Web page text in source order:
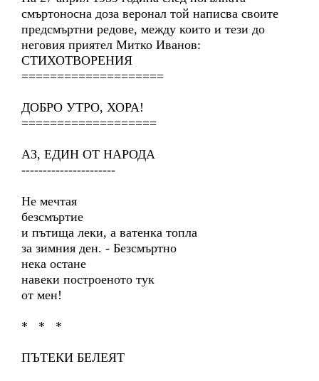
смъртоносна доза веронал той написва своите
предсмъртни редове, между които и тези до
неговия приятел Митко Иванов:
СТИХОТВОРЕНИЯ
====================
ДОБРО УТРО, ХОРА!
===================
АЗ, ЕДИН ОТ НАРОДА
----------------------
Не мечтая
безсмъртие
и пътища леки, а ватенка топла
за зимния ден. - Безсмъртно
нека остане
навеки построеното тук
от мен!
* * *
ПЪТЕКИ БЕЛЕЯТ